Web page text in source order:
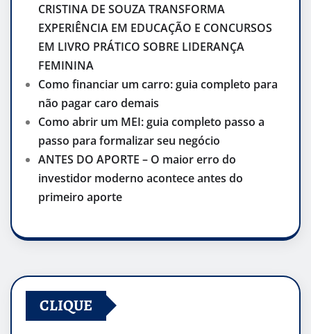
CRISTINA DE SOUZA TRANSFORMA
EXPERIÊNCIA EM EDUCAÇÃO E CONCURSOS
EM LIVRO PRÁTICO SOBRE LIDERANÇA
FEMININA
Como financiar um carro: guia completo para
não pagar caro demais
Como abrir um MEI: guia completo passo a
passo para formalizar seu negócio
ANTES DO APORTE – O maior erro do
investidor moderno acontece antes do
primeiro aporte
CLIQUE